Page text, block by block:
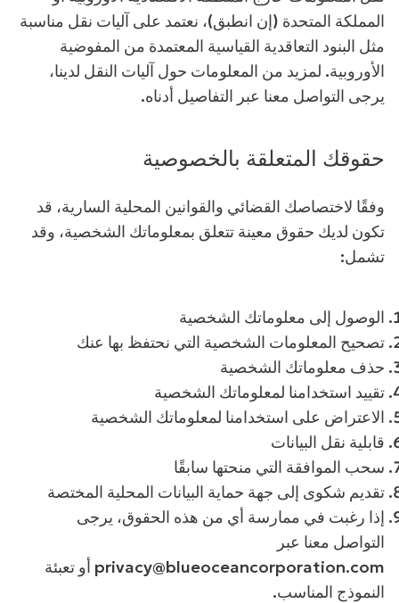
المملكة المتحدة (إن انطبق)، نعتمد على آليات نقل مناسبة
مثل البنود التعاقدية القياسية المعتمدة من المفوضية
الأوروبية. لمزيد من المعلومات حول آليات النقل لدينا،
يرجى التواصل معنا عبر التفاصيل أدناه.
حقوقك المتعلقة بالخصوصية
وفقًا لاختصاصك القضائي والقوانين المحلية السارية، قد
تكون لديك حقوق معينة تتعلق بمعلوماتك الشخصية، وقد
تشمل:
الوصول إلى معلوماتك الشخصية
تصحيح المعلومات الشخصية التي نحتفظ بها عنك
حذف معلوماتك الشخصية
تقييد استخدامنا لمعلوماتك الشخصية
الاعتراض على استخدامنا لمعلوماتك الشخصية
قابلية نقل البيانات
سحب الموافقة التي منحتها سابقًا
تقديم شكوى إلى جهة حماية البيانات المحلية المختصة
إذا رغبت في ممارسة أي من هذه الحقوق، يرجى
التواصل معنا عبر
privacy@blueoceancorporation.com أو تعبئة
النموذج المناسب.